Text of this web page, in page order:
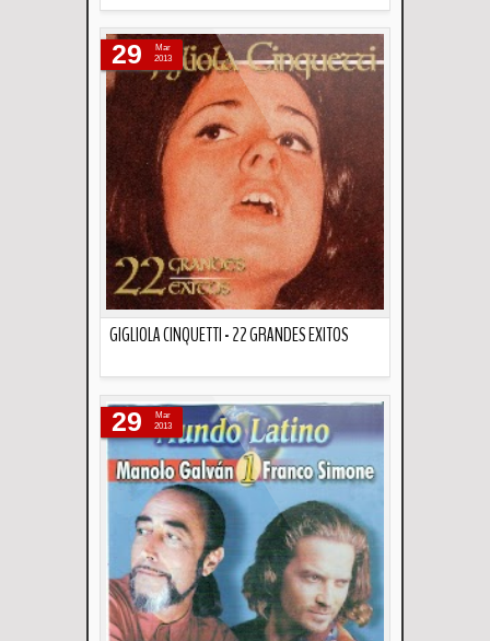
GIGLIOLA CINQUETTI - 22 GRANDES EXITOS
29
Mar
2013
29
Mar
2013